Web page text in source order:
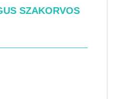
SZAKORVOS